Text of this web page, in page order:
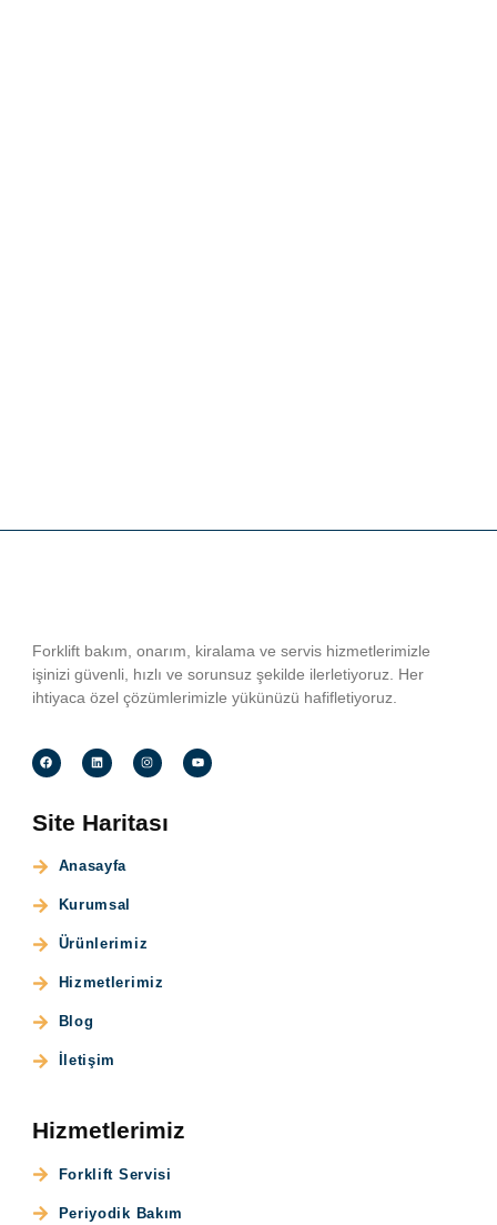
Forklift bakım, onarım, kiralama ve servis hizmetlerimizle
işinizi güvenli, hızlı ve sorunsuz şekilde ilerletiyoruz. Her
ihtiyaca özel çözümlerimizle yükünüzü hafifletiyoruz.
Site Haritası
Anasayfa
Kurumsal
Ürünlerimiz
Hizmetlerimiz
Blog
İletişim
Hizmetlerimiz
Forklift Servisi
Periyodik Bakım